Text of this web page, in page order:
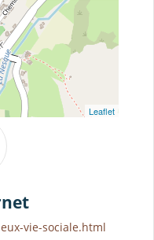
Leaflet
vie-sociale.html